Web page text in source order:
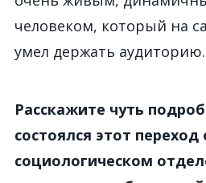
человеком, который на
умел держать аудиторию.
Расскажите чуть
состоялся этот
социологическом